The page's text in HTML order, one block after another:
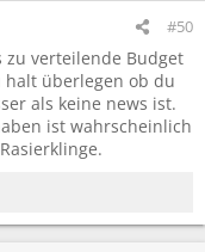
#50
verteilende Budget
halt überlegen ob du
als keine news ist.
ist wahrscheinlich